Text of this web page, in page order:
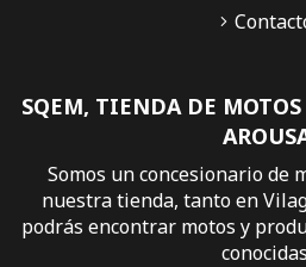
SQEM, TIENDA DE
Somos un concesionario de
nuestra tienda, tanto en
podrás encontrar motos y